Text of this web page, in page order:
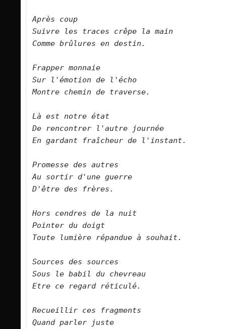
Après coup
Suivre les traces crêpe la main
Comme brûlures en destin.
Frapper monnaie
Sur l'émotion de l'écho
Montre chemin de traverse.
Là est notre état
De rencontrer l'autre journée
En gardant fraîcheur de l'instant.
Promesse des autres
Au sortir d'une guerre
D'être des frères.
Hors cendres de la nuit
Pointer du doigt
Toute lumière répandue à souhait.
Sources des sources
Sous le babil du chevreau
Etre ce regard réticulé.
Recueillir ces fragments
Quand parler juste